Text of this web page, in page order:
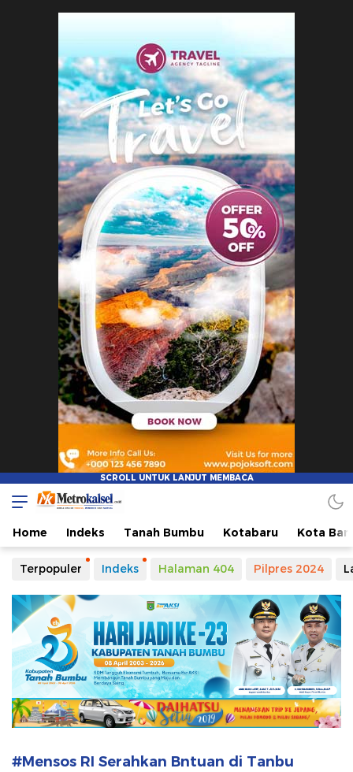
Metro Kalsel
Media Online Terkini, Faktual dan Mendidik
Home Indeks Tanah Bumbu Kotabaru Kota
Terpopuler Indeks Halaman 404 Pilpres 2024
#Mensos RI Serahkan Bntuan di Tanbu